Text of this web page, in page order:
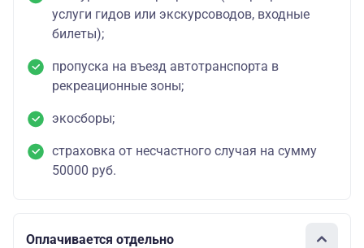
услуги гидов или экскурсоводов, входные
билеты);
пропуска на въезд автотранспорта в
рекреационные зоны;
экосборы;
страховка от несчастного случая на сумму
50000 руб.
Оплачивается отдельно